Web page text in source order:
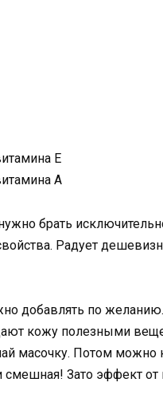
Е
А
брать
Радует
добавлять по желанию.
кожу полезными
масочку. Потом можно
Зато эффект